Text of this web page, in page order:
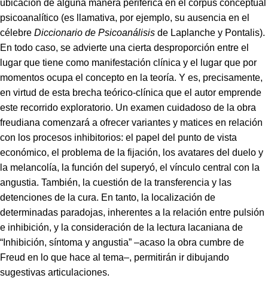
ubicación de alguna manera periférica en el corpus conceptual
psicoanalítico (es llamativa, por ejemplo, su ausencia en el
célebre Diccionario de Psicoanálisis de Laplanche y Pontalis).
En todo caso, se advierte una cierta desproporción entre el
lugar que tiene como manifestación clínica y el lugar que por
momentos ocupa el concepto en la teoría. Y es, precisamente,
en virtud de esta brecha teórico-clínica que el autor emprende
este recorrido exploratorio. Un examen cuidadoso de la obra
freudiana comenzará a ofrecer variantes y matices en relación
con los procesos inhibitorios: el papel del punto de vista
económico, el problema de la fijación, los avatares del duelo y
la melancolía, la función del superyó, el vínculo central con la
angustia. También, la cuestión de la transferencia y las
detenciones de la cura. En tanto, la localización de
determinadas paradojas, inherentes a la relación entre pulsión
e inhibición, y la consideración de la lectura lacaniana de
“Inhibición, síntoma y angustia” –acaso la obra cumbre de
Freud en lo que hace al tema–, permitirán ir dibujando
sugestivas articulaciones.